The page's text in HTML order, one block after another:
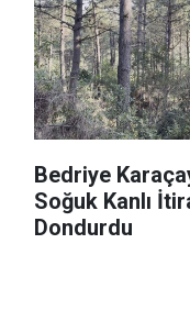
Bedriye
Soğuk Kanlı
Dondurdu